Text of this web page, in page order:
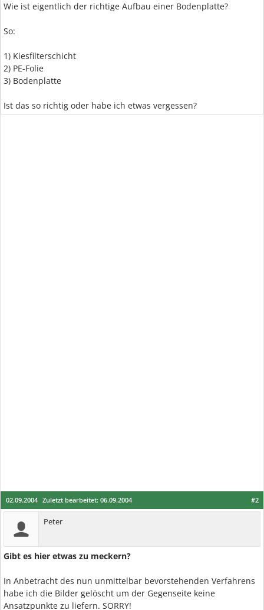
Wie ist eigentlich der richtige Aufbau einer Bodenplatte?
So:
1) Kiesfilterschicht
2) PE-Folie
3) Bodenplatte
Ist das so richtig oder habe ich etwas vergessen?
#2
02.09.2004 Zuletzt bearbeitet: 06.09.2004
Peter
Gibt es hier etwas zu meckern?
In Anbetracht des nun unmittelbar bevorstehenden Verfahrens
habe ich die Bilder gelöscht um der Gegenseite keine
Ansatzpunkte zu liefern. SORRY!